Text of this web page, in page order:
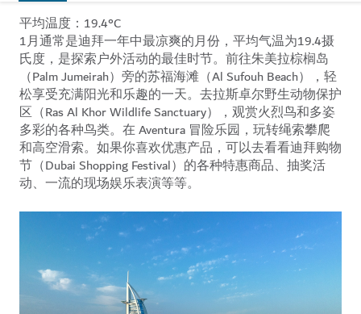
平均温度：19.4°C
1月通常是迪拜一年中最凉爽的月份，平均气温为19.4摄
氏度，是探索户外活动的最佳时节。前往朱美拉棕榈岛
（Palm Jumeirah）旁的苏福海滩（Al Sufouh Beach），轻
松享受充满阳光和乐趣的一天。去拉斯卓尔野生动物保护
区（Ras Al Khor Wildlife Sanctuary），观赏火烈鸟和多姿
多彩的各种鸟类。在 Aventura 冒险乐园，玩转绳索攀爬
和高空滑索。如果你喜欢优惠产品，可以去看看迪拜购物
节（Dubai Shopping Festival）的各种特惠商品、抽奖活
动、一流的现场娱乐表演等等。